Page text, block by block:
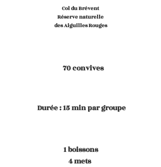
Col du Brévent
Réserve naturelle
des Aiguilles Rouges
70 convives
Durée : 15 min par groupe
1 boissons
4 mets